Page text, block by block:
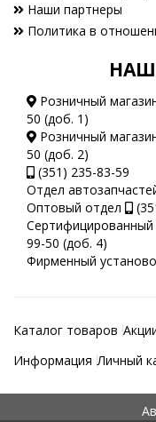
Наши партнеры
Политика в
Розничный
50 (доб. 1)
Розничный
50 (доб. 2)
(351) 235-83-59
Отдел
Оптовый отдел
99-50 (доб. 4)
Фирменный
Каталог товаров
Информация Личный